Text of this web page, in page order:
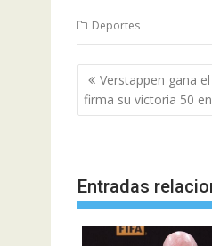
Deportes
Navegación
de
entradas
Verstappen gana
firma su victoria 50 en
Entradas